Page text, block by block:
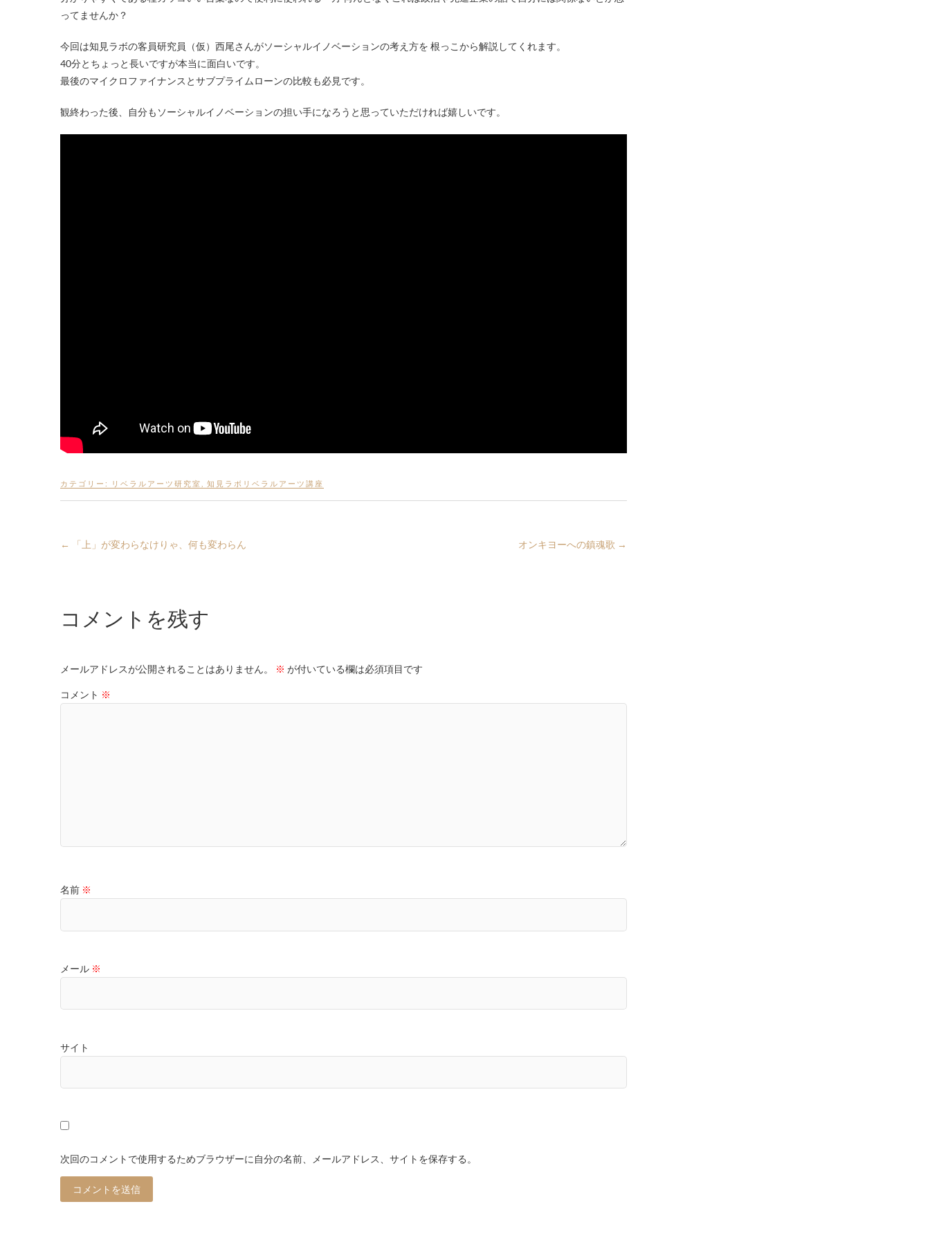
ってませんか？
今回は知見ラボの客員研究員（仮）西尾さんがソーシャルイノベーションの考え方を 根っこから解説してくれます。
40分とちょっと長いですが本当に面白いです。
最後のマイクロファイナンスとサブプライムローンの比較も必見です。
観終わった後、自分もソーシャルイノベーションの担い手になろうと思っていただければ嬉しいです。
カテゴリー: リベラルアーツ研究室 知見ラボリベラルアーツ講座
← 「上」が変わらなけりゃ、何も変わらん オンキヨーへの鎮魂歌 →
コメントを残す
メールアドレスが公開されることはありません。 ※ が付いている欄は必須項目です
コメント ※
名前 ※
メール ※
サイト
次回のコメントで使用するためブラウザーに自分の名前、メールアドレス、サイトを保存する。